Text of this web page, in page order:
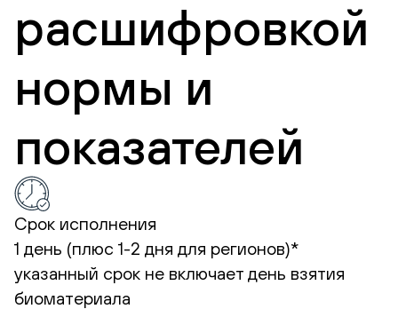
расшифровкой
нормы и
показателей
Срок исполнения
1 день (плюс 1-2 дня для регионов)*
указанный срок не включает день взятия
биоматериала